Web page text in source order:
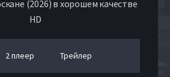
(2026) в хорошем качестве
HD
2 плеер Трейлер